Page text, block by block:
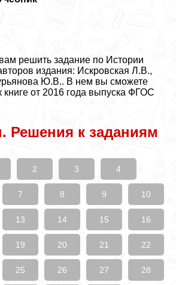
решить задание по Истории
издания: Искровская Л.В.,
Ю.В.. В нем вы сможете
книге от 2016 года выпуска ФГОС
Решения к заданиям
2 3 4
7 8 9 10
13 14 15 16
19 20 21 22
25 26 27 28